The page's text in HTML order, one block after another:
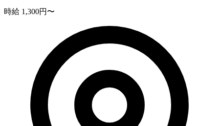
時給 1,300円〜